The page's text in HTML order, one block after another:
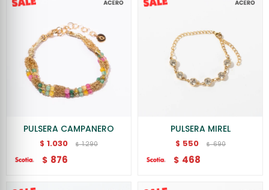
PULSERA CAMPANERO
$ 1.030 $ 1.290
$ 876
PULSERA MIREL
$ 550 $ 690
$ 468